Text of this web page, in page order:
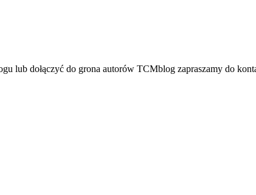
lub dołączyć do grona autorów TCMblog zapraszamy do